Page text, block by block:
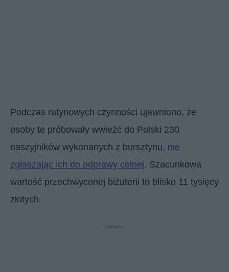
Podczas rutynowych czynności ujawniono, że
osoby te próbowały wwieźć do Polski 230
naszyjników wykonanych z bursztynu, nie
zgłaszając ich do odprawy celnej. Szacunkowa
wartość przechwyconej biżuterii to blisko 11 tysięcy
złotych.
reklama